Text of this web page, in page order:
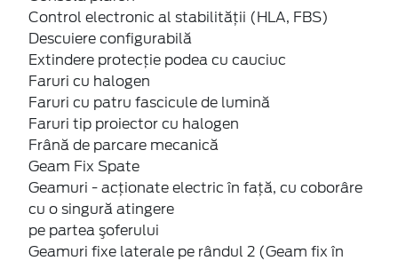
Control electronic al stabilității (HLA, FBS)
Descuiere configurabilă
Extindere protecție podea cu cauciuc
Faruri cu halogen
Faruri cu patru fascicule de lumină
Faruri tip proiector cu halogen
Frână de parcare mecanică
Geam Fix Spate
Geamuri - acţionate electric în faţă, cu coborâre
cu o singură atingere
pe partea şoferului
Geamuri fixe laterale pe rândul 2 (Geam fix în